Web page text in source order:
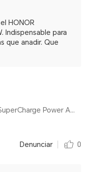
HONOR
Indispensable para
que anadir. Que
Por HONOR SuperCharge Power Adapter (Max 66W) White
Denunciar 0